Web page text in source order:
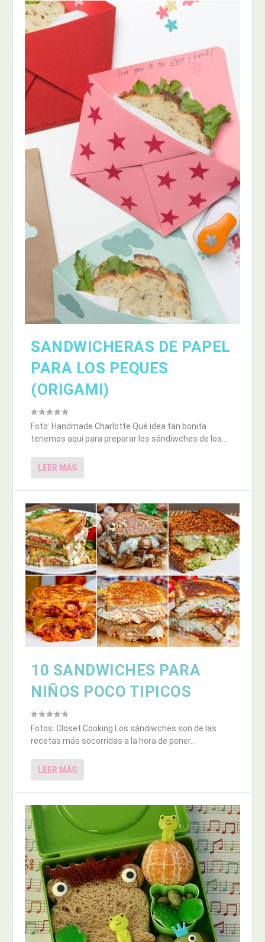
SANDWICHERAS DE PAPEL
PARA LOS PEQUES
(ORIGAMI)
Foto: Handmade Charlotte Qué idea tan bonita
tenemos aquí para preparar los sándiwches de los...
LEER MÁS
10 SANDWICHES PARA
NIÑOS POCO TIPICOS
Fotos: Closet Cooking Los sándiwches son de las
recetas más socorridas a la hora de poner...
LEER MÁS